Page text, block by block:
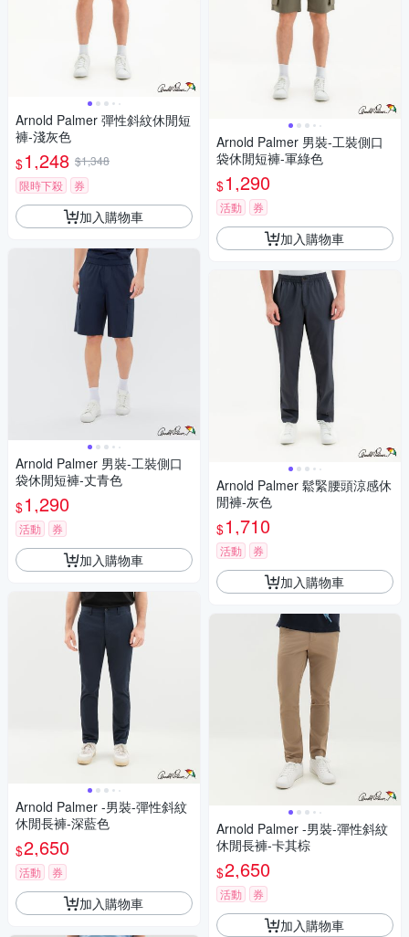
Arnold Palmer 彈性斜紋休閒短
褲-淺灰色
$1,248 $1,348
限時下殺
券
加入購物車
Arnold Palmer 男裝-工裝側口
袋休閒短褲-丈青色
$1,290
活動 券
加入購物車
Arnold Palmer -男裝-彈性斜紋
休閒長褲-深藍色
$2,650
活動 券
加入購物車
Arnold Palmer 男裝-工裝側口
袋休閒短褲-軍綠色
$1,290
活動 券
加入購物車
Arnold Palmer 鬆緊腰頭涼感休
閒褲-灰色
$1,710
活動 券
加入購物車
Arnold Palmer -男裝-彈性斜紋
休閒長褲-卡其棕
$2,650
活動 券
加入購物車